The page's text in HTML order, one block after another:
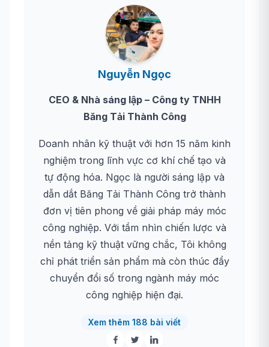
Nguyễn Ngọc
CEO & Nhà sáng lập – Công ty TNHH
Băng Tải Thành Công
Doanh nhân kỹ thuật với hơn 15 năm kinh
nghiệm trong lĩnh vực cơ khí chế tạo và
tự động hóa. Ngọc là người sáng lập và
dẫn dắt Băng Tải Thành Công trở thành
đơn vị tiên phong về giải pháp máy móc
công nghiệp. Với tầm nhìn chiến lược và
nền tảng kỹ thuật vững chắc, Tôi không
chỉ phát triển sản phẩm mà còn thúc đẩy
chuyển đổi số trong ngành máy móc
công nghiệp hiện đại.
Xem thêm 188 bài viết